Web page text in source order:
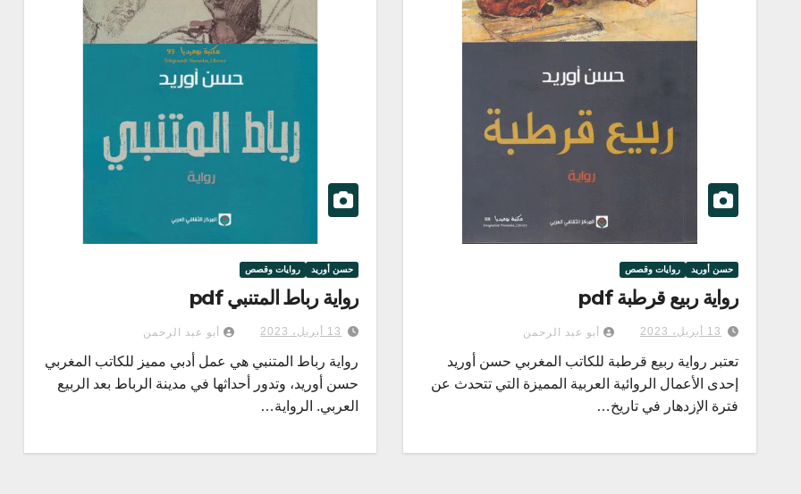
حسن أوريد روايات وقصص
رواية ربيع قرطبة pdf
13 أبريل، 2023 أبو عبد الرحمن
تعتبر رواية ربيع قرطبة للكاتب المغربي حسن أوريد
إحدى الأعمال الروائية العربية المميزة التي تتحدث عن
فترة الإزدهار في تاريخ…
حسن أوريد روايات وقصص
رواية رباط المتنبي pdf
13 أبريل، 2023 أبو عبد الرحمن
رواية رباط المتنبي هي عمل أدبي مميز للكاتب المغربي
حسن أوريد، وتدور أحداثها في مدينة الرباط بعد الربيع
العربي. الرواية…